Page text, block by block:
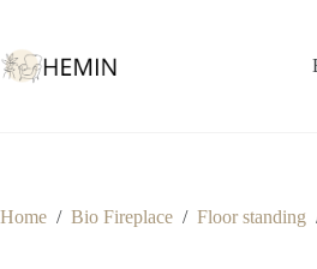
Home / Bio Fireplace / Floor standing